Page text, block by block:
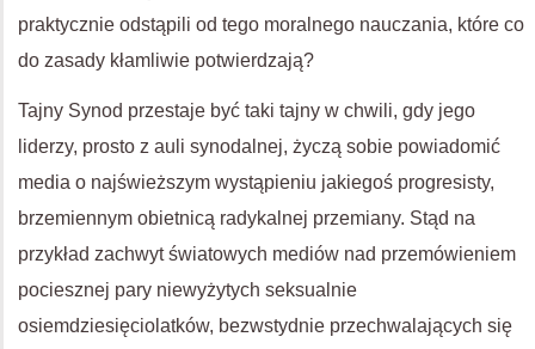
praktycznie odstąpili od tego moralnego nauczania, które co
do zasady kłamliwie potwierdzają?
Tajny Synod przestaje być taki tajny w chwili, gdy jego
liderzy, prosto z auli synodalnej, życzą sobie powiadomić
media o najświeższym wystąpieniu jakiegoś progresisty,
brzemiennym obietnicą radykalnej przemiany. Stąd na
przykład zachwyt światowych mediów nad przemówieniem
pociesznej pary niewyżytych seksualnie
osiemdziesięciolatków, bezwstydnie przechwalających się